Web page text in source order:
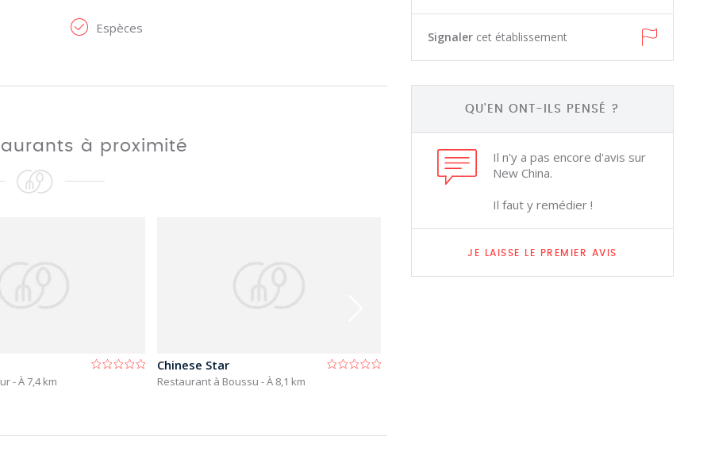
Signaler cet établissement
QU'EN ONT-ILS PENSÉ ?
Il n'y a pas encore d'avis sur
New China.
Il faut y remédier !
JE LAISSE LE PREMIER AVIS
Espèces
à proximité
- À 7,4 km
Chinese Star
Restaurant à Boussu- À 8,1 km